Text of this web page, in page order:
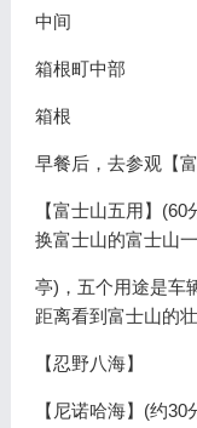
中间
箱根町中部
箱根
早餐后，去参观【富
【富士山五用】
换富士山的富士山一
亭)，五个用途是车
距离看到富士山的壮
【忍野八海】
【尼诺哈海】(约